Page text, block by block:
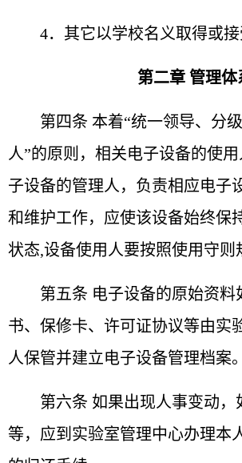
4．其它以学校名义取得或接
第二章 管理体
第四条 本着“统一领导、分
人”的原则， 相关电子设备的使
子设备的管理人，负责相应电子
和维护工作，应使该设备始终保
状态,设备使用人要按照使用守则
第五条 电子设备的原始资料
书、保修卡、 许可证协议等由实
人保管并建立电子设备管理档案。
第六条 如果出现人事变动，
等，应到实验室管理中心办理本